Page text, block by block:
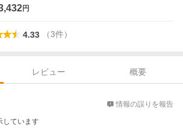
円
4.33 （3件）
レビュー
概要
情報の誤りを報告
しています